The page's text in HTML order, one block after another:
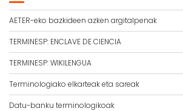
AETER-eko bazkideen azken argitalpenak
TERMINESP: ENCLAVE DE CIENCIA
TERMINESP: WIKILENGUA
Terminologiako elkarteak eta sareak
Datu-banku terminologikoak